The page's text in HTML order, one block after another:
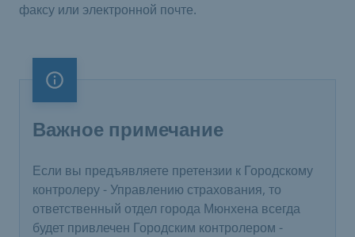
факсу или электронной почте.
Важное примечание
Важное примечание
Если вы предъявляете претензии к Городскому
контролеру - Управлению страхования, то
ответственный отдел города Мюнхена всегда
будет привлечен Городским контролером -